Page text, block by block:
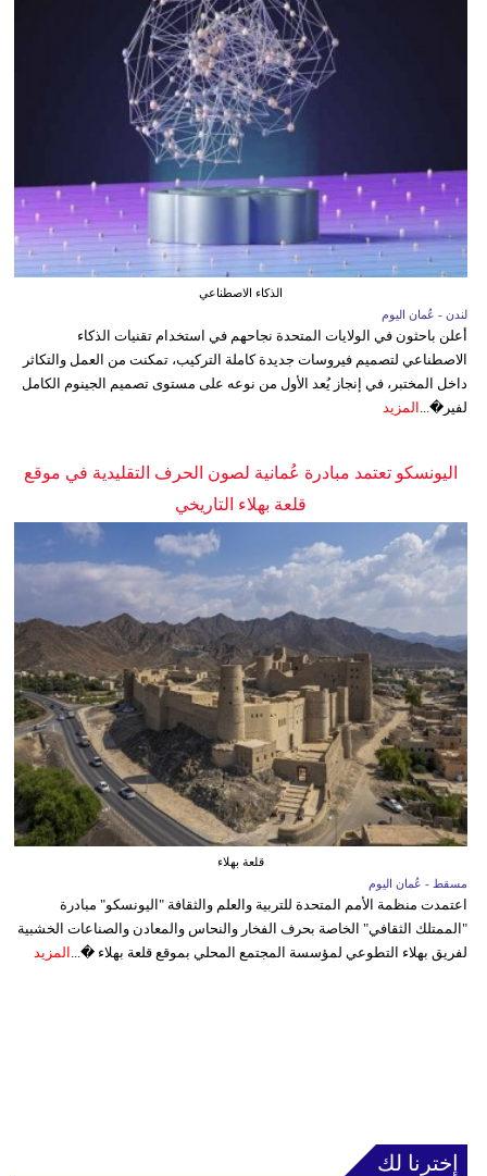
الذكاء الاصطناعي
لندن - عُمان اليوم
أعلن باحثون في الولايات المتحدة نجاحهم في استخدام تقنيات الذكاء
الاصطناعي لتصميم فيروسات جديدة كاملة التركيب، تمكنت من العمل والتكاثر
داخل المختبر، في إنجاز يُعد الأول من نوعه على مستوى تصميم الجينوم الكامل
لفير�...
المزيد
اليونسكو تعتمد مبادرة عُمانية لصون الحرف التقليدية في موقع
قلعة بهلاء التاريخي
قلعة بهلاء
مسقط - عُمان اليوم
اعتمدت منظمة الأمم المتحدة للتربية والعلم والثقافة "اليونسكو" مبادرة
"الممتلك الثقافي" الخاصة بحرف الفخار والنحاس والمعادن والصناعات الخشبية
لفريق بهلاء التطوعي لمؤسسة المجتمع المحلي بموقع قلعة بهلاء �... المزيد
إخترنا لك